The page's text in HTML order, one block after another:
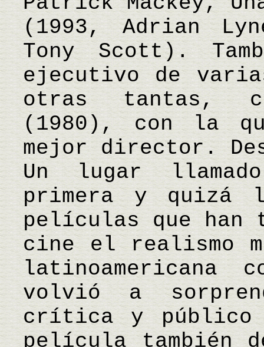
(1993, Adrian
Tony Scott).
ejecutivo de
otras tantas,
(1980), con la
mejor director.
Un lugar
primera y quizá
películas que
cine el realismo
latinoamericana
volvió a
crítica y público
película también